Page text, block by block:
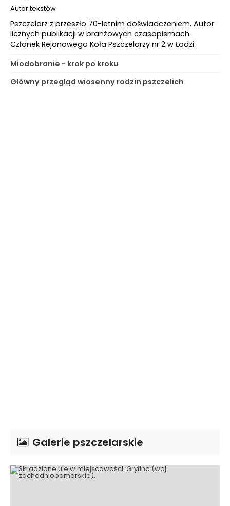
Autor tekstów
Pszczelarz z przeszło 70-letnim doświadczeniem. Autor
licznych publikacji w branżowych czasopismach.
Członek Rejonowego Koła Pszczelarzy nr 2 w Łodzi.
Miodobranie - krok po kroku
Główny przegląd wiosenny rodzin pszczelich
Galerie pszczelarskie